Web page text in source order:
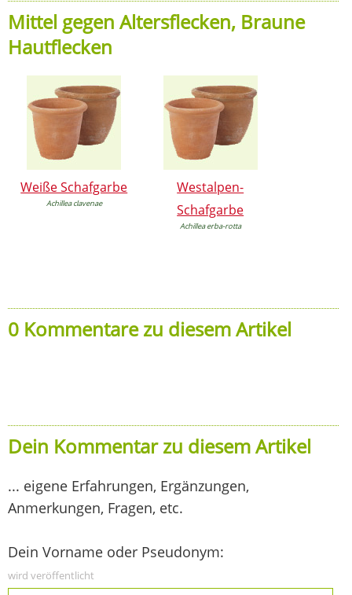
Mittel gegen Altersflecken, Braune
Hautflecken
Weiße Schafgarbe
Achillea clavenae
Westalpen-
Schafgarbe
Achillea erba-rotta
0 Kommentare zu diesem Artikel
Dein Kommentar zu diesem Artikel
... eigene Erfahrungen, Ergänzungen,
Anmerkungen, Fragen, etc.
Dein Vorname oder Pseudonym:
wird veröffentlicht